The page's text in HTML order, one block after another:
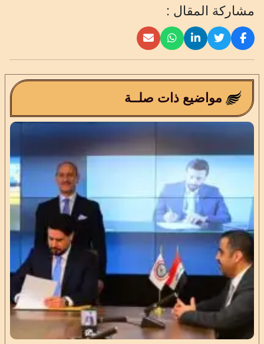
مشاركة المقال :
مواضيع ذات صلــة